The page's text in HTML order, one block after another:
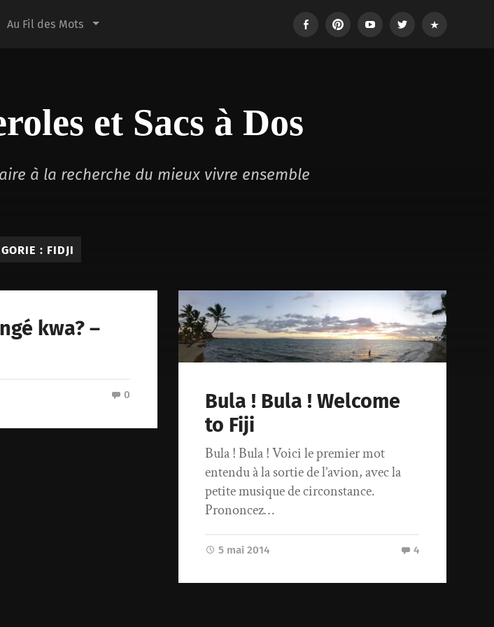
Au Fil des Mots FacebookPinterestYoutubeTwitter Login
et Sacs à Dos
à la recherche du mieux vivre ensemble
: FIDJI
kwa? –
0
Bula ! Bula ! Welcome
to Fiji
Bula ! Bula ! Voici le premier mot
entendu à la sortie de l’avion, avec la
petite musique de circonstance.
Prononcez…
5 mai 2014 4